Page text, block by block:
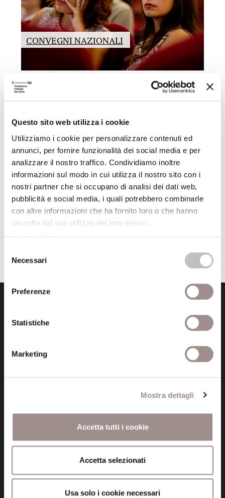
Questo sito web utilizza i cookie
Utilizziamo i cookie per personalizzare contenuti ed
annunci, per fornire funzionalità dei social media e per
analizzare il nostro traffico. Condividiamo inoltre
informazioni sul modo in cui utilizza il nostro sito con i
nostri partner che si occupano di analisi dei dati web,
pubblicità e social media, i quali potrebbero combinarle
con altre informazioni che ha fornito loro o che hanno
raccolto dal suo utilizzo dei loro servizi.
delNecessari
Preferenze
Statistiche
Marketing
Mostra dettagli
Accetta tutti i cookie
Accetta selezionati
Usa solo i cookie necessari
CONVEGNI NAZIONALI
CONVEGNI
INTERNAZIONALI
P.I. 00641060363
tel. 059.421211
info@fondazionesancarlo.it
Posta certificata (PEC)
fondazionecollegiosancarlo@legalmail.it